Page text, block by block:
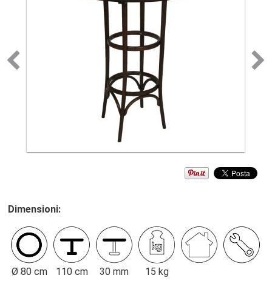
Dimensioni:
Ø 80 cm 110 cm 30 mm 15 kg